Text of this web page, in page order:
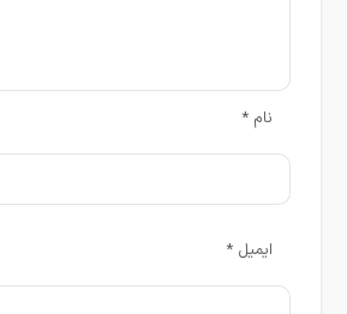
نام*
ایمیل*